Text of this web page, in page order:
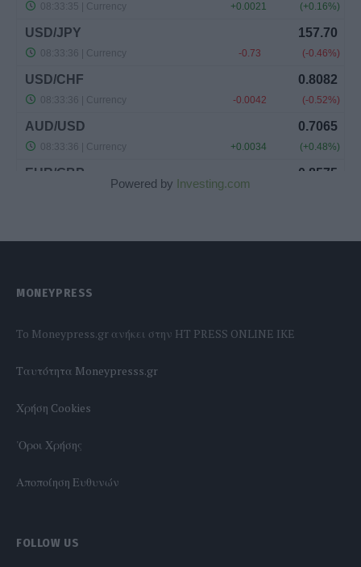
Powered by Investing.com
MONEYPRESS
To Moneypress.gr ανήκει στην HT PRESS ONLINE IKE
Tαυτότητα Moneypresss.gr
Χρήση Cookies
'Οροι Χρήσης
Αποποίηση Ευθυνών
FOLLOW US